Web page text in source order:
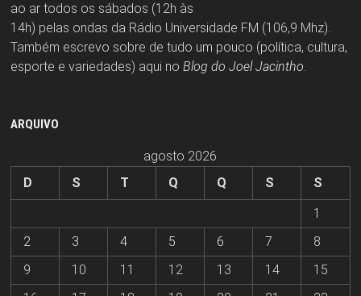
ao ar todos os sábados (12h às
14h) pelas ondas da Rádio Universidade FM (106,9 Mhz).
Também escrevo sobre de tudo um pouco (política, cultura,
esporte e variedades) aqui no Blog do Joel Jacintho.
ARQUIVO
agosto 2026
D
S T Q Q S
S
1
2
3 4 5 6 7
8
9
10 11 12 13 14
15